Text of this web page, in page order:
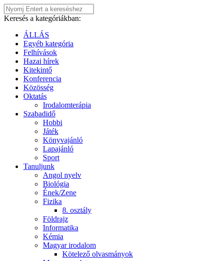
Keresés a kategóriákban:
ÁLLÁS
Egyéb kategória
Felhívások
Hazai hírek
Kitekintő
Konferencia
Közösség
Oktatás
Irodalomterápia
Szabadidő
Hobbi
Játék
Könyvajánló
Lapajánló
Sport
Tanuljunk
Angol nyelv
Biológia
Ének/Zene
Fizika
8. osztály
Földrajz
Informatika
Kémia
Magyar irodalom
Kötelező olvasmányok